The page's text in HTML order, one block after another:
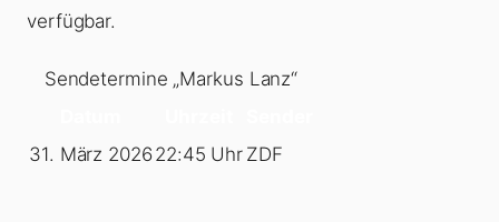
verfügbar.
Sendetermine „Markus Lanz“
31. März 202622:45 Uhr ZDF